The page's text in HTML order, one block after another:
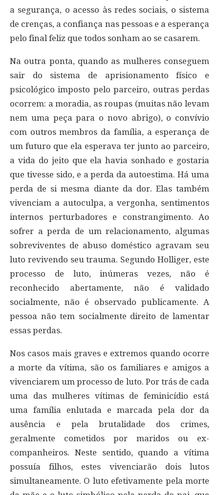
a segurança, o acesso às redes sociais, o sistema
de crenças, a confiança nas pessoas e a esperança
pelo final feliz que todos sonham ao se casarem.
Na outra ponta, quando as mulheres conseguem
sair do sistema de aprisionamento físico e
psicológico imposto pelo parceiro, outras perdas
ocorrem: a moradia, as roupas (muitas não levam
nem uma peça para o novo abrigo), o convívio
com outros membros da família, a esperança de
um futuro que ela esperava ter junto ao parceiro,
a vida do jeito que ela havia sonhado e gostaria
que tivesse sido, e a perda da autoestima. Há uma
perda de si mesma diante da dor. Elas também
vivenciam a autoculpa, a vergonha, sentimentos
internos perturbadores e constrangimento. Ao
sofrer a perda de um relacionamento, algumas
sobreviventes de abuso doméstico agravam seu
luto revivendo seu trauma. Segundo Holliger, este
processo de luto, inúmeras vezes, não é
reconhecido abertamente, não é validado
socialmente, não é observado publicamente. A
pessoa não tem socialmente direito de lamentar
essas perdas.
Nos casos mais graves e extremos quando ocorre
a morte da vítima, são os familiares e amigos a
vivenciarem um processo de luto. Por trás de cada
uma das mulheres vítimas de feminicídio está
uma família enlutada e marcada pela dor da
ausência e pela brutalidade dos crimes,
geralmente cometidos por maridos ou ex-
companheiros. Neste sentido, quando a vítima
possuía filhos, estes vivenciarão dois lutos
simultaneamente. O luto efetivamente pela morte